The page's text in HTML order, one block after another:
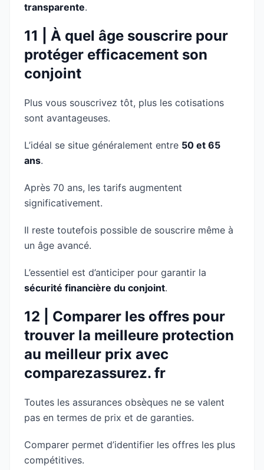
transparente.
11 | À quel âge souscrire pour
protéger efficacement son
conjoint
Plus vous souscrivez tôt, plus les cotisations
sont avantageuses.
L’idéal se situe généralement entre 50 et 65
ans.
Après 70 ans, les tarifs augmentent
significativement.
Il reste toutefois possible de souscrire même à
un âge avancé.
L’essentiel est d’anticiper pour garantir la
sécurité financière du conjoint.
12 | Comparer les offres pour
trouver la meilleure protection
au meilleur prix avec
comparezassurez. fr
Toutes les assurances obsèques ne se valent
pas en termes de prix et de garanties.
Comparer permet d’identifier les offres les plus
compétitives.